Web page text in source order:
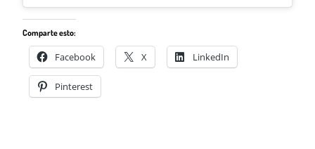
Comparte esto:
Facebook X LinkedIn
Pinterest